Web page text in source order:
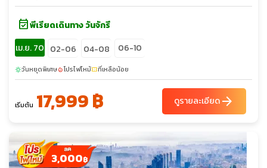
event_availableพีเรียดเดินทาง วันจักรี
เม.ย. 70 02-06 04-08 06-10
sunnyวันหยุดพิเศษlocal_fire_departmentโปรไฟไหม้confirmation_numberที่เหลือน้อย
เริ่มต้น 17,999 ฿ ดูรายละเอียดarrow_forward
3,000฿